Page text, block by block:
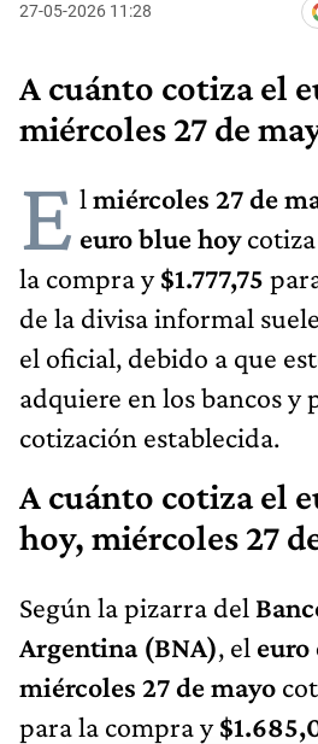
27-05-2026 11:28
A cuánto cotiza el
miércoles 27 de
E l miércoles 27 de
euro blue hoycotiza
la compra y$1.777,75
de la divisa informal
el oficial, debido a que
adquiere en los bancos y
cotización establecida.
A cuánto cotiza el
hoy, miércoles 27
Según la pizarra del
Argentina (BNA), el
miércoles 27 de mayo
para la compra y